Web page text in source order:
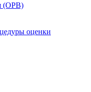
(ОРВ)
оценки